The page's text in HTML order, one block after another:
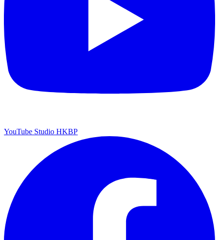
YouTube Studio HKBP